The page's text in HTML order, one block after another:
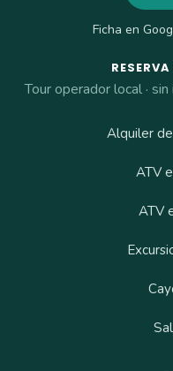
Ficha en
Tour operador local ·
Alquiler
ATV
ATV